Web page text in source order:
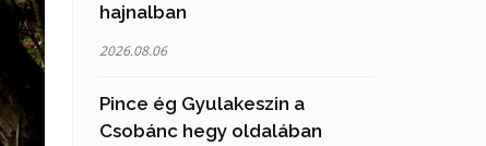
hajnalban
2026.08.06
Pince ég Gyulakeszin a
Csobánc hegy oldalában